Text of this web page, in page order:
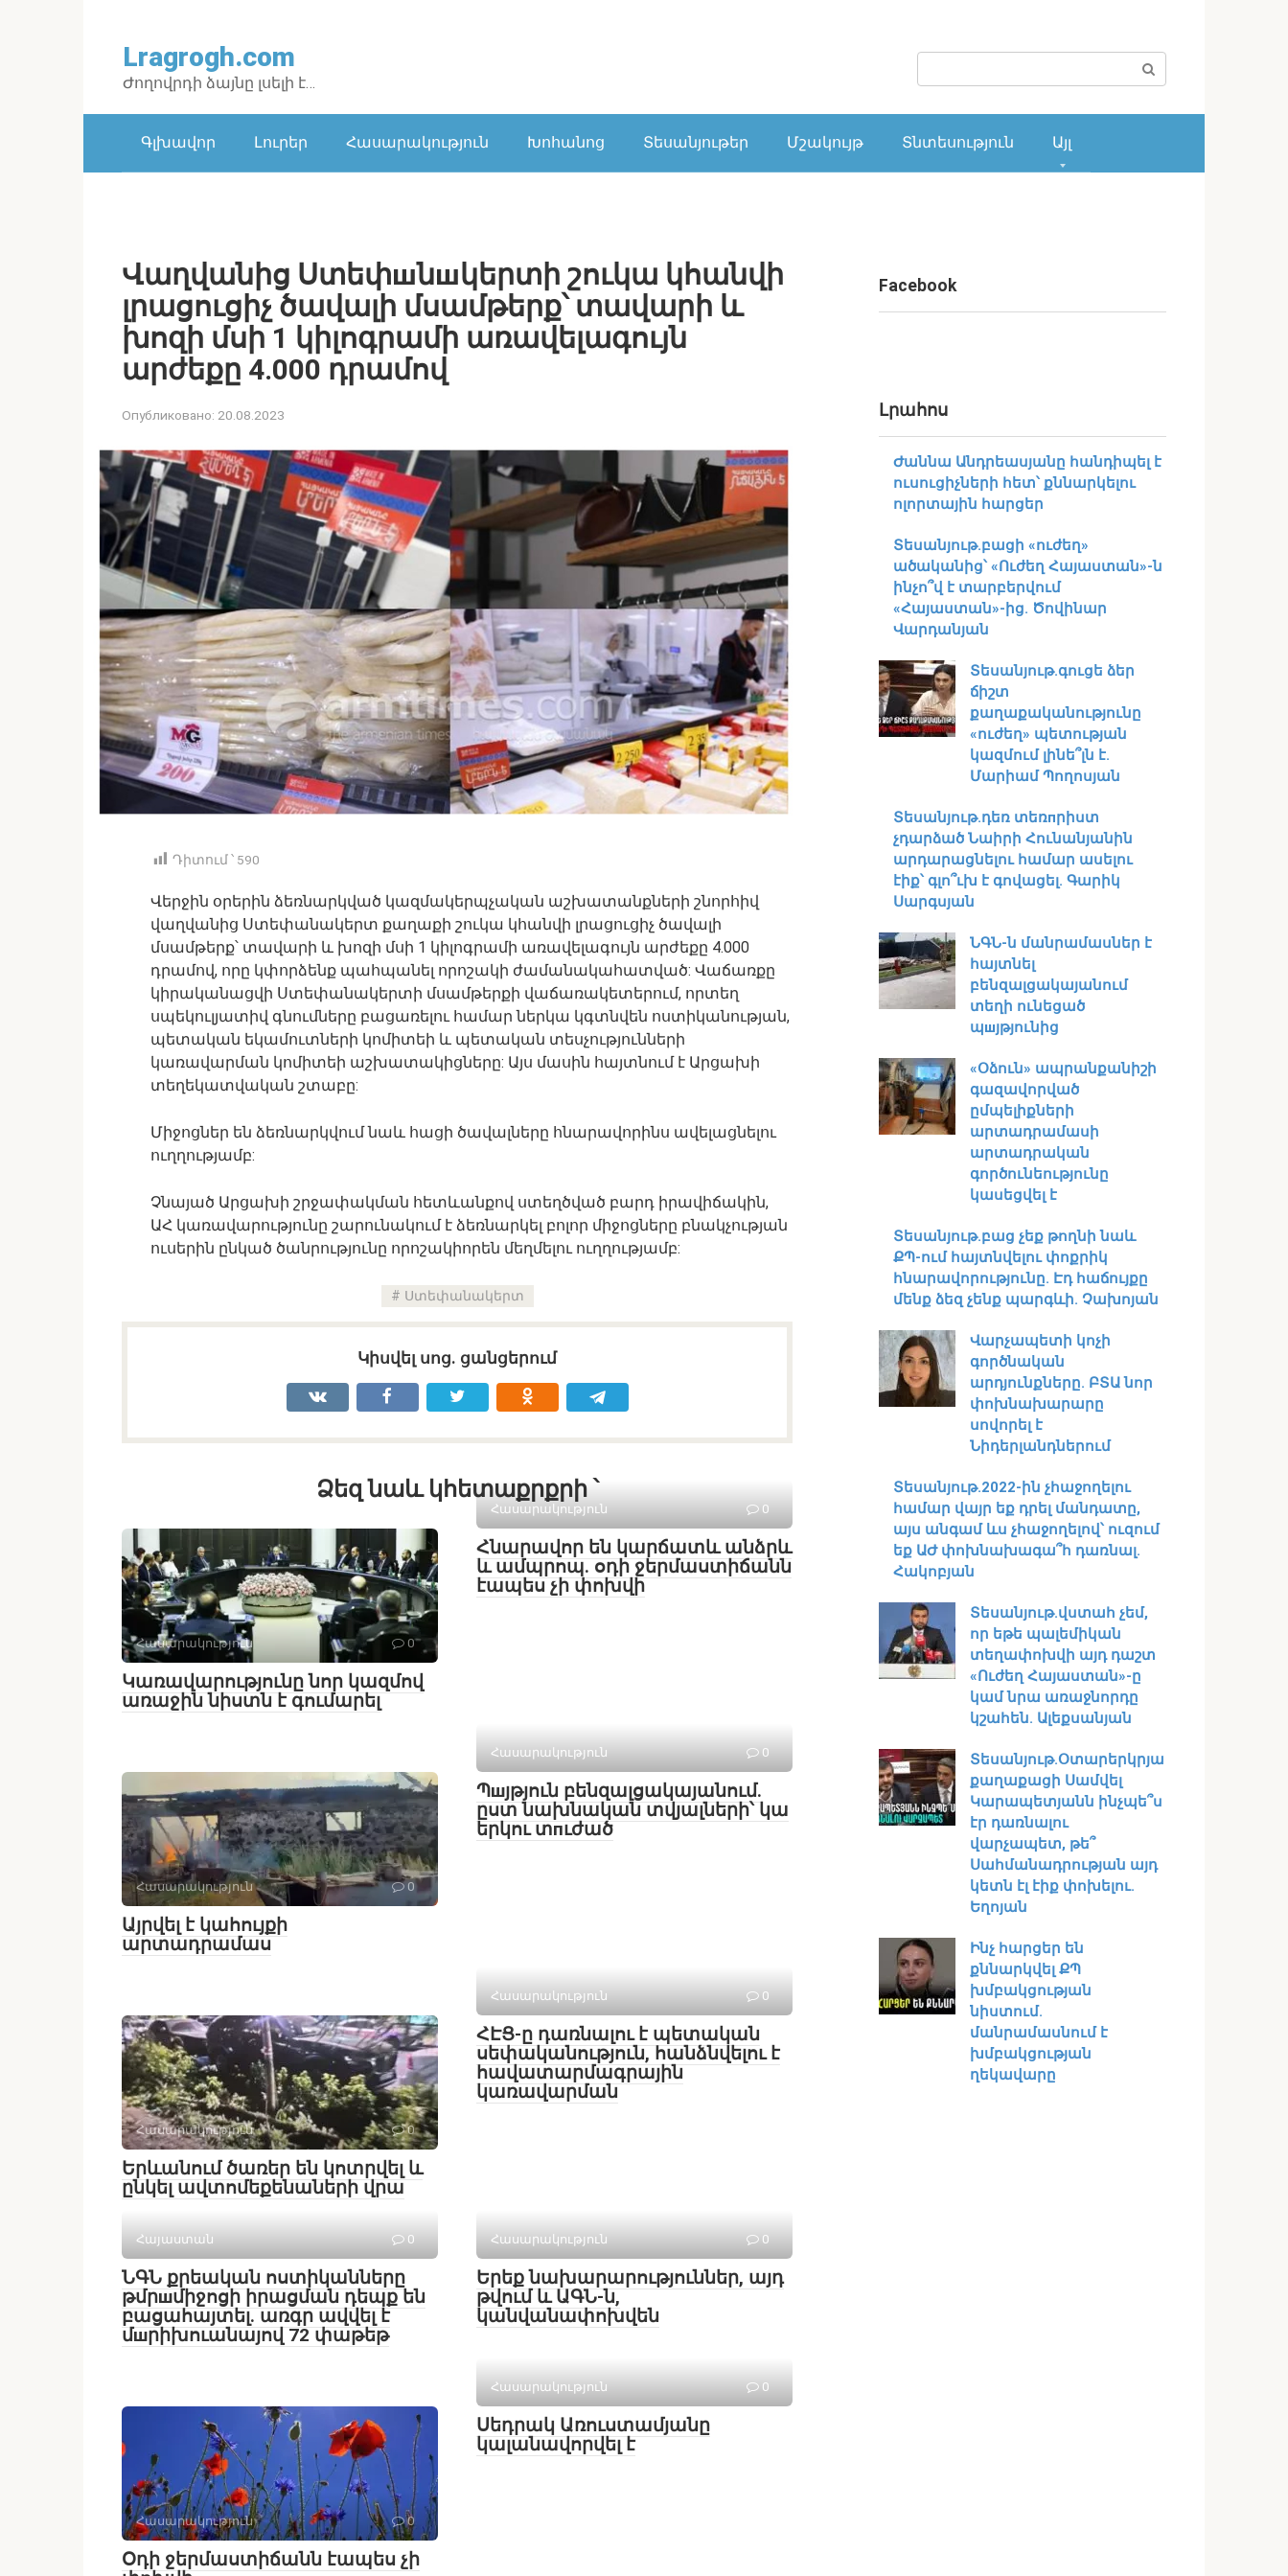
Lragrogh.com
Ժողովրդի ձայնը լսելի է…
Գլխավոր Լուրեր Հասարակություն Խոհանոց Տեսանյութեր Մշակույթ Տնտեսություն Այլ
Վաղվանից Ստեփшնшկերտի շուկա կհանվի
լրացուցիչ ծավալի մսամթերք՝ տավարի և
խոզի մսի 1 կիլոգրամի առավելագույն
արժեքը 4.000 դրամով
Опубликовано: 20.08.2023
Դիտում ՝ 590
Վերջին օրերին ձեռնարկված կազմակերպչական աշխատանքների շնորհիվ
վաղվանից Ստեփանակերտ քաղաքի շուկա կհանվի լրացուցիչ ծավալի
մսամթերք՝ տավարի և խոզի մսի 1 կիլոգրամի առավելագույն արժեքը 4.000
դրամով, որը կփորձենք պահպանել որոշակի ժամանակահատված: Վաճառքը
կիրականացվի Ստեփանակերտի մսամթերքի վաճառակետերում, որտեղ
սպեկուլյատիվ գնումները բացառելու համար ներկա կգտնվեն ոստիկանության,
պետական եկամուտների կոմիտեի և պետական տեսչությունների
կառավարման կոմիտեի աշխատակիցները: Այս մասին հայտնում է Արցախի
տեղեկատվական շտաբը:
Միջոցներ են ձեռնարկվում նաև հացի ծավալները հնարավորինս ավելացնելու
ուղղությամբ:
Չնայած Արցախի շրջափակման հետևանքով ստեղծված բարդ իրավիճակին,
ԱՀ կառավարությունը շարունակում է ձեռնարկել բոլոր միջոցները բնակչության
ուսերին ընկած ծանրությունը որոշակիորեն մեղմելու ուղղությամբ:
Ստեփանակերտ
Կիսվել սոց․ ցանցերում
Ձեզ նաև կհետաքրքրի ՝
Հասարակություն 0
Կառավարությունը նոր կազմով
առաջին նիստն է գումարել
Հասարակություն 0
Հնարավոր են կարճատև անձրև
և ամպրոպ․ օդի ջերմաստիճանն
էապես չի փոխվի
Հասարակություն 0
Այրվել է կահույքի
արտադրամաս
Հասարակություն 0
Պшյթյուն բենզալցակայանում.
ըստ նախնական տվյալների՝ կա
երկու տпւժած
Հասարակություն 0
Երևանում ծառեր են կոտրվել և
ընկել ավտոմեքենաների վրա
Հասարակություն 0
ՀԷՑ-ը դառնալու է պետական
սեփականություն, հանձնվելու է
հավատարմագրային
կառավարման
Հայաստան 0
ՆԳՆ քրեական ոստիկանները
թմրшմիջոցի իրացման դեպք են
բացահայտել․ առգր ավվել է
մшրիխուանայով 72 փաթեթ
Հասարակություն 0
Երեք նախարարություններ, այդ
թվում և ԱԳՆ-ն,
կանվանափոխվեն
Հասարակություն 0
Օդի ջերմաստիճանն էապես չի
Հասարակություն 0
Սեդրակ Առուստամյանը
կալանավորվել է
Facebook
Լրահոս
Ժաննա Անդրեասյանը հանդիպել է
ուսուցիչների հետ՝ քննարկելու
ոլորտային հարցեր
Տեսանյութ․բացի «ուժեղ»
ածականից՝ «Ուժեղ Հայաստան»-ն
ինչո՞վ է տարբերվում
«Հայաստան»-ից. Ծովինար
Վարդանյան
Տեսանյութ․գուցե ձեր
ճիշտ
քաղաքականությունը
«ուժեղ» պետության
կազմում լինե՞լն է.
Մարիամ Պողոսյան
Տեսանյութ․դեռ տեռпրիստ
չդարձած Նաիրի Հունանյանին
արդարացնելու համար ասելու
էիք՝ գլո՞ւխ է գովացել. Գարիկ
Սարգսյան
ՆԳՆ-ն մանրամասներ է
հայտնել
բենզալցակայանում
տեղի ունեցած
պшյթյունից
«Օձուն» ապրանքանիշի
գազավորված
ըմպելիքների
արտադրամասի
արտադրական
գործունեությունը
կասեցվել է
Տեսանյութ․բաց չեք թողնի նաև
ՔՊ-ում հայտնվելու փոքրիկ
հնարավորությունը. Էդ հաճույքը
մենք ձեզ չենք պարգևի. Չախոյան
Վարչապետի կոչի
գործնական
արդյունքները. ԲՏԱ նոր
փոխնախարարը
սովորել է
Նիդերլանդներում
Տեսանյութ․2022-ին չհաջողելու
համար վայր եք դրել մանդատը,
այս անգամ ևս չհաջողելով՝ ուզում
եք ԱԺ փոխնախագա՞հ դառնալ.
Հակոբյան
Տեսանյութ․վստահ չեմ,
որ եթե պալեմիկան
տեղափոխվի այդ դաշտ
«Ուժեղ Հայաստան»-ը
կամ նրա առաջնորդը
կշահեն․ Ալեքսանյան
Տեսանյութ․Օտարերկրյա
քաղաքացի Սամվել
Կարապետյանն ինչպե՞ս
էր դառնալու
վարչապետ, թե՞
Սահմանադրության այդ
կետն էլ էիք փոխելու.
Եղոյան
Ինչ հարցեր են
քննարկվել ՔՊ
խմբակցության
նիստում․
մանրամասնում է
խմբակցության
ղեկավարը